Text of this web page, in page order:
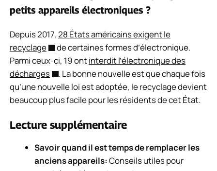
petits appareils électroniques ?
Depuis 2017, 28 États américains exigent le
recyclage
de certaines formes d’électronique.
Parmi ceux-ci, 19 ontinterdit l’électronique des
décharges
. La bonne nouvelle est que chaque fois
qu’une nouvelle loi est adoptée, le recyclage devient
beaucoup plus facile pour les résidents de cet État.
Lecture supplémentaire
Savoir quand il est temps de remplacer les
anciens appareils: Conseils utiles pour